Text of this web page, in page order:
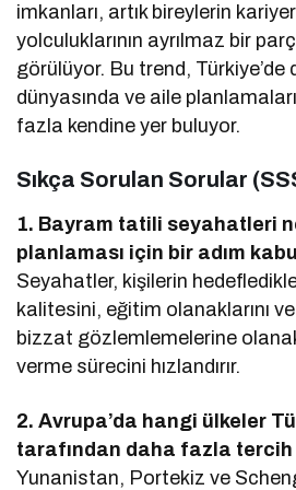
imkanları, artık bireylerin
yolculuklarının ayrılmaz bir
görülüyor. Bu trend, Türkiye’de
dünyasında ve aile
fazla kendine yer buluyor.
Sıkça Sorulan Sorular
1. Bayram tatili seyahatleri
planlaması için bir adım
Seyahatler, kişilerin
kalitesini, eğitim olanaklarını
bizzat gözlemlemelerine
verme sürecini hızlandırır.
2. Avrupa’da hangi ülkeler
tarafından daha fazla
Yunanistan, Portekiz ve